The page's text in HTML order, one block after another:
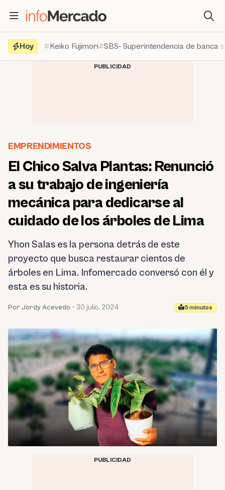
contenido
Hoy
Keiko Fujimori SBS- Superintendencia de banca
PUBLICIDAD
EMPRENDIMIENTOS
El Chico Salva Plantas: Renunció
a su trabajo de ingeniería
mecánica para dedicarse al
cuidado de los árboles de Lima
Yhon Salas es la persona detrás de este
proyecto que busca restaurar cientos de
árboles en Lima. Infomercado conversó con él y
esta es su historia.
Por Jordy Acevedo • 30 julio, 2024 5 minutos
PUBLICIDAD